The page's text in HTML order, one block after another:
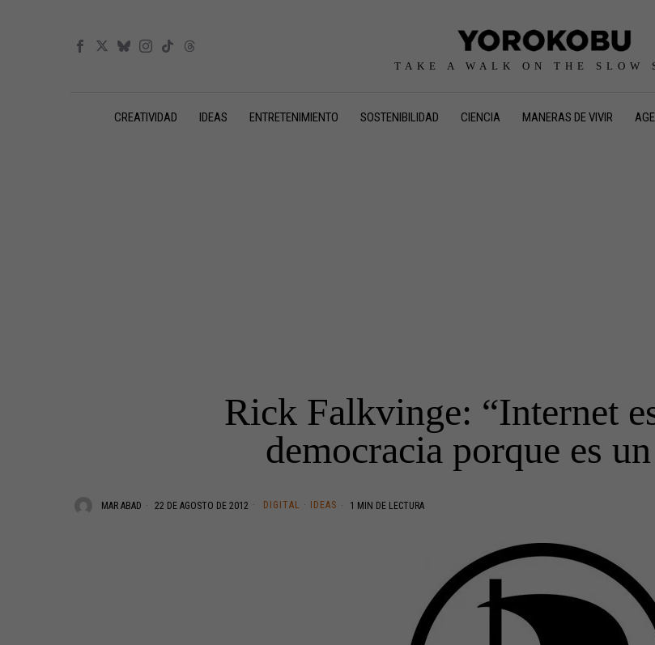
TAKE A WALK ON THE SLOW
CREATIVIDAD IDEAS ENTRETENIMIENTO SOSTENIBILIDAD CIENCIA MANERAS DE VIVIR
Rick Falkvinge: “Internet
democracia porque es
MAR ABAD 22 DE AGOSTO DE 2012 DIGITAL · IDEAS 1 MIN DE LECTURA